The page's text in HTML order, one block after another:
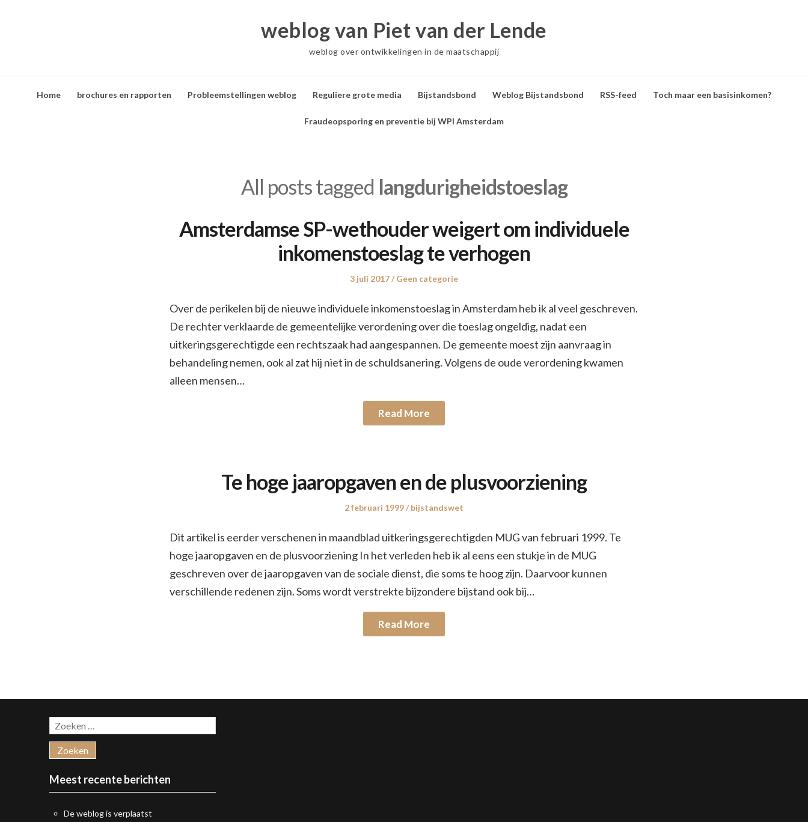
weblog van Piet van der Lende
weblog over ontwikkelingen in de maatschappij
Home brochures en rapporten Probleemstellingen weblog Reguliere grote media Bijstandsbond Weblog Bijstandsbond RSS-feed Toch maar een basisinkomen?
Fraudeopsporing en preventie bij WPI Amsterdam
All posts tagged langdurigheidstoeslag
Amsterdamse SP-wethouder weigert om individuele
inkomenstoeslag te verhogen
Posted
3 juli 2017
Posted
Geen categorie
Over de perikelen bij de nieuwe individuele inkomenstoeslag in Amsterdam heb ik al veel geschreven.
De rechter verklaarde de gemeentelijke verordening over die toeslag ongeldig, nadat een
uitkeringsgerechtigde een rechtszaak had aangespannen. De gemeente moest zijn aanvraag in
behandeling nemen, ook al zat hij niet in de schuldsanering. Volgens de oude verordening kwamen
alleen mensen…
Read More
Te hoge jaaropgaven en de plusvoorziening
Posted
2 februari 1999
Posted
bijstandswet
Dit artikel is eerder verschenen in maandblad uitkeringsgerechtigden MUG van februari 1999. Te
hoge jaaropgaven en de plusvoorziening In het verleden heb ik al eens een stukje in de MUG
geschreven over de jaaropgaven van de sociale dienst, die soms te hoog zijn. Daarvoor kunnen
verschillende redenen zijn. Soms wordt verstrekte bijzondere bijstand ook bij…
Read More
Zoeken
naar:
Meest recente berichten
De weblog is verplaatst